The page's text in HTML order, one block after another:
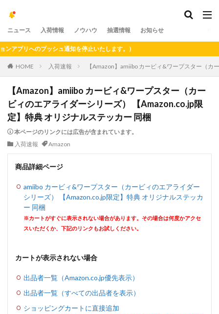
ニュース 入荷情報 ノウハウ 抽選情報 お知らせ
へのプッシュ通知を停止いたします。）
HOME 入荷速報 【Amazon】amiibo カービィ&ワープスター（
【Amazon】amiibo カービィ&ワープスター（カー
ビィのエアライダーシリーズ） 【Amazon.co.jp限
定】特典 オリジナルステッカー 同梱
本ページのリンクには広告が含まれています。
入荷速報
Amazon
商品詳細ページ
amiibo カービィ&ワープスター（カービィのエアライダー
シリーズ） 【Amazon.co.jp限定】特典 オリジナルステッカ
ー 同梱
※カートがすぐに表示されない場合があります。その場合は何度かアクセ
スいただくか、下記のリンクもお試しください。
カートが表示されない場合
出品者一覧（Amazon.co.jp優先表示）
出品者一覧（すべての出品者を表示）
ショッピングカートに直接追加